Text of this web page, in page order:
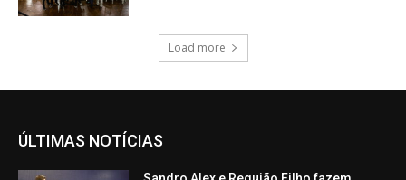
Load more
ÚLTIMAS NOTÍCIAS